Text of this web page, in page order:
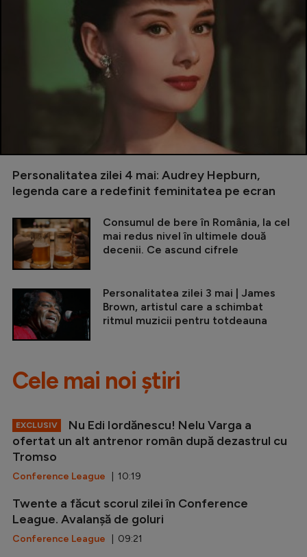
Personalitatea zilei 4 mai: Audrey Hepburn,
legenda care a redefinit feminitatea pe ecran
Consumul de bere în România, la cel
mai redus nivel în ultimele două
decenii. Ce ascund cifrele
Personalitatea zilei 3 mai | James
Brown, artistul care a schimbat
ritmul muzicii pentru totdeauna
Cele mai noi știri
EXCLUSIV
Nu Edi Iordănescu! Nelu Varga a
ofertat un alt antrenor român după dezastrul cu
Tromso
Conference League | 10:19
Twente a făcut scorul zilei în Conference
League. Avalanșă de goluri
Conference League | 09:21